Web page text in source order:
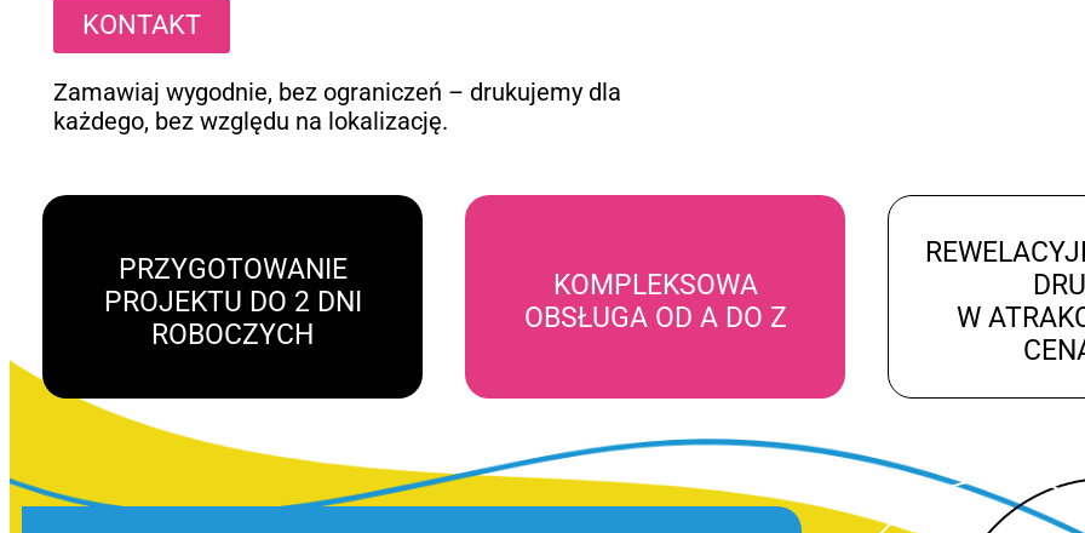
KONTAKT
Zamawiaj wygodnie, bez ograniczeń – drukujemy dla
każdego, bez względu na lokalizację.
PRZYGOTOWANIE
PROJEKTU DO 2 DNI
ROBOCZYCH
KOMPLEKSOWA
OBSŁUGA OD A DO Z
W